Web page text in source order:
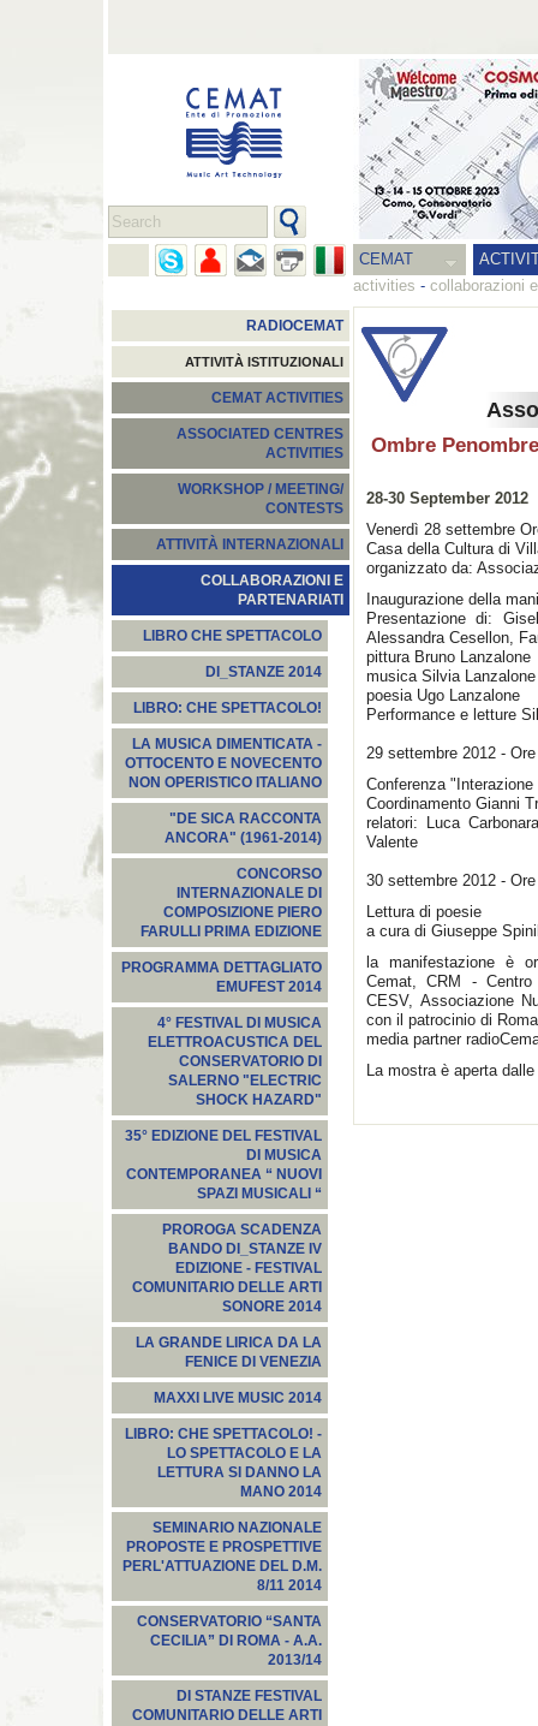
CEMAT
activities - collaborazioni
RADIOCEMAT
ATTIVITÀ ISTITUZIONALI
CEMAT ACTIVITIES
ASSOCIATED CENTRES
ACTIVITIES
WORKSHOP / MEETING/
CONTESTS
ATTIVITÀ INTERNAZIONALI
COLLABORAZIONI E
PARTENARIATI
LIBRO CHE SPETTACOLO
DI_STANZE 2014
LIBRO: CHE SPETTACOLO!
LA MUSICA DIMENTICATA -
OTTOCENTO E NOVECENTO
NON OPERISTICO ITALIANO
"DE SICA RACCONTA
ANCORA" (1961-2014)
CONCORSO
INTERNAZIONALE DI
COMPOSIZIONE PIERO
FARULLI PRIMA EDIZIONE
PROGRAMMA DETTAGLIATO
EMUFEST 2014
4° FESTIVAL DI MUSICA
ELETTROACUSTICA DEL
CONSERVATORIO DI
SALERNO "ELECTRIC
SHOCK HAZARD"
35° EDIZIONE DEL FESTIVAL
DI MUSICA
CONTEMPORANEA “ NUOVI
SPAZI MUSICALI “
PROROGA SCADENZA
BANDO DI_STANZE IV
EDIZIONE - FESTIVAL
COMUNITARIO DELLE ARTI
SONORE 2014
LA GRANDE LIRICA DA LA
FENICE DI VENEZIA
MAXXI LIVE MUSIC 2014
LIBRO: CHE SPETTACOLO! -
LO SPETTACOLO E LA
LETTURA SI DANNO LA
MANO 2014
SEMINARIO NAZIONALE
PROPOSTE E PROSPETTIVE
PERL'ATTUAZIONE DEL D.M.
8/11 2014
CONSERVATORIO “SANTA
CECILIA” DI ROMA - A.A.
2013/14
DI STANZE FESTIVAL
COMUNITARIO DELLE ARTI
Ombre
28-30 September 2012
Venerdì 28 settembre
Casa della Cultura di
organizzato da:
Inaugurazione della
Presentazione di:
Alessandra Cesellon,
pittura Bruno Lanzalone
musica Silvia Lanzalone
poesia Ugo Lanzalone
Performance e letture
29 settembre 2012 -
Conferenza "Interazione
Coordinamento Gianni
relatori: Luca
Valente
30 settembre 2012 -
Lettura di poesie
a cura di Giuseppe
la manifestazione è
Cemat, CRM - Centro
CESV, Associazione
con il patrocinio di
media partner
La mostra è aperta